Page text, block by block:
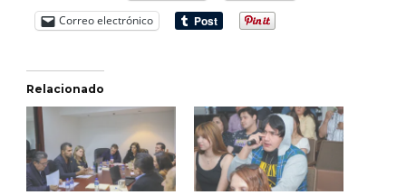
Correo electrónico
Relacionado